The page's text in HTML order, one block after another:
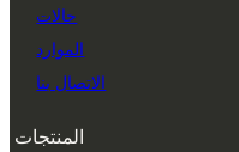
حالات
الموارد
الاتصال بنا
المنتجات